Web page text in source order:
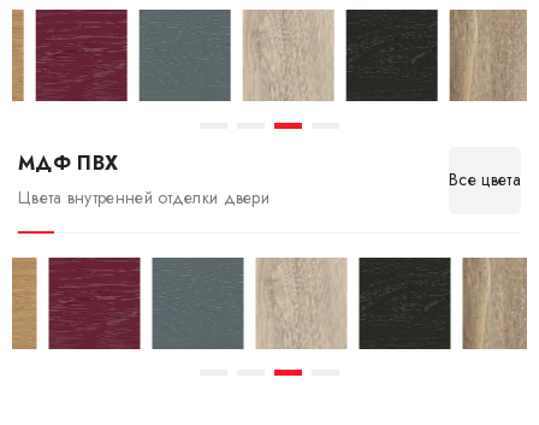
МДФ ПВХ
Цвета внутренней отделки двери
Все цвета